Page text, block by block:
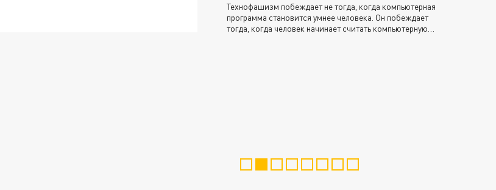
Технофашизм побеждает не тогда, когда компьютерная
программа становится умнее человека. Он побеждает
тогда, когда человек начинает считать компьютерную